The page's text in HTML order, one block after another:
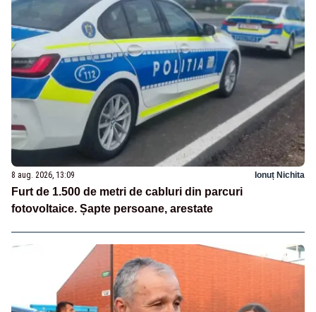
8 aug. 2026, 13:09 Ionuț Nichita
Furt de 1.500 de metri de cabluri din parcuri
fotovoltaice. Șapte persoane, arestate